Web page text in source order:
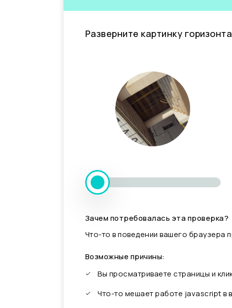
Разверните картинку
Зачем потребовалась эта проверка?
Что-то в поведении вашего браузера
Возможные причины:
Вы просматриваете страницы и
Что-то мешает работе javascript в